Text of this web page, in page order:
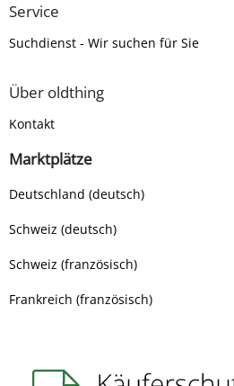
Service
Suchdienst - Wir suchen für Sie
Über oldthing
Kontakt
Marktplätze
Deutschland (deutsch)
Schweiz (deutsch)
Schweiz (französisch)
Frankreich (französisch)